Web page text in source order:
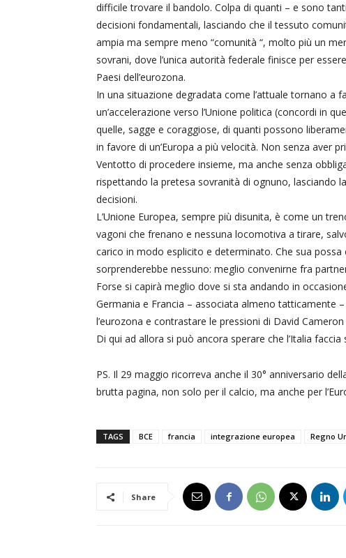
difficile trovare il bandolo. Colpa di quanti – e sono
decisioni fondamentali, lasciando che il tessuto
ampia ma sempre meno “comunità “, molto più un
sovrani, dove l’unica autorità federale finisce per
Paesi dell’eurozona.
In una situazione degradata come l’attuale tornano a
un’accelerazione verso l’Unione politica (concordi in
quelle, sagge e coraggiose, di quanti possono
in favore di un’Europa a più velocità. Non senza aver
Ventotto di procedere insieme, ma anche senza
rispettando la pretesa sovranità di ognuno, lasciando
decisioni.
L’Unione Europea, sempre più disunita, è come un
vagoni che frenano e nessuna locomotiva a tirare,
carico in modo esplicito e determinato. Che sua possa
sorprenderebbe nessuno: meglio convenirne fra
Forse si capirà meglio dove si sta andando in
Germania e Francia – associata almeno tatticamente
l’eurozona e contrastare le pressioni di David
Di qui ad allora si può ancora sperare che l’Italia
PS. Il 29 maggio ricorreva anche il 30° anniversario
brutta pagina, non solo per il calcio, ma anche per
TAGS BCE francia integrazione europea Regno
Share